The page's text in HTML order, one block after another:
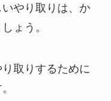
やり取りは、か
ょう。
取りするために